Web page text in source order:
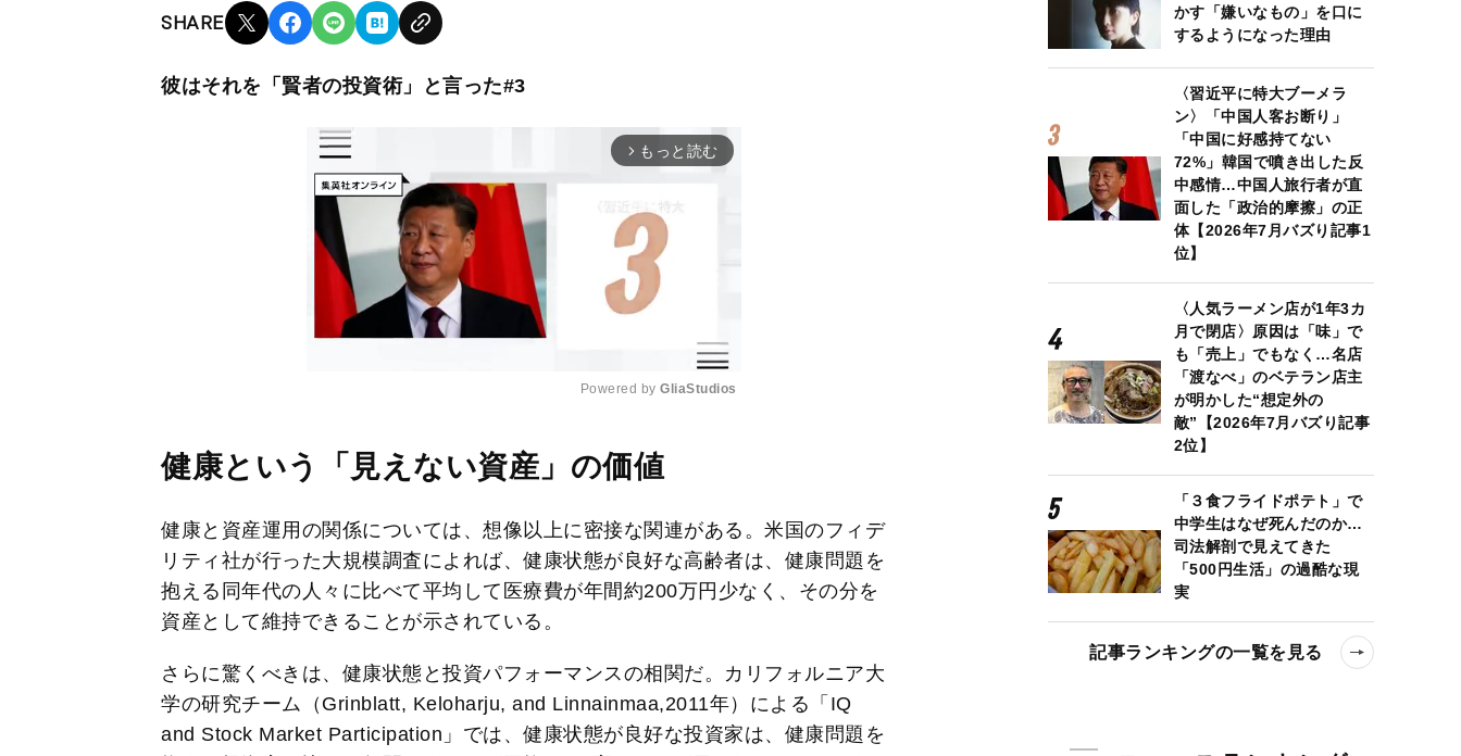
SHARE
彼はそれを「賢者の投資術」と言った#3
arrow_forward_ios もっと読む
M
u
e
Powered by GliaStudios
健康という「見えない資産」の価値
健康と資産運用の関係については、想像以上に密接な関連がある。米国のフィデ
リティ社が行った大規模調査によれば、健康状態が良好な高齢者は、健康問題を
抱える同年代の人々に比べて平均して医療費が年間約200万円少なく、その分を
資産として維持できることが示されている。
さらに驚くべきは、健康状態と投資パフォーマンスの相関だ。カリフォルニア大
学の研究チーム（Grinblatt, Keloharju, and Linnainmaa,2011年）による「IQ
and Stock Market Participation」では、健康状態が良好な投資家は、健康問題を
かす「嫌いなもの」を口に
するようになった理由
〈習近平に特大ブーメラ
ン〉「中国人客お断り」
「中国に好感持てない
72%」韓国で噴き出した反
中感情…中国人旅行者が直
面した「政治的摩擦」の正
体【2026年7月バズり記事1
位】
〈人気ラーメン店が1年3カ
月で閉店〉原因は「味」で
も「売上」でもなく…名店
「渡なべ」のベテラン店主
が明かした“想定外の
敵”【2026年7月バズり記事
2位】
「３食フライドポテト」で
中学生はなぜ死んだのか…
司法解剖で見えてきた
「500円生活」の過酷な現
実
記事ランキングの一覧を見る